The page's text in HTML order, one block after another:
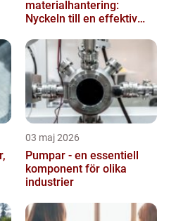
materialhantering:
Nyckeln till en effektiv
03 maj 2026
Pumpar - en essentiell
komponent för olika
industrier